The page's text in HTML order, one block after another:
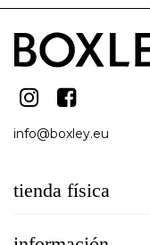
info@boxley.eu
tienda física